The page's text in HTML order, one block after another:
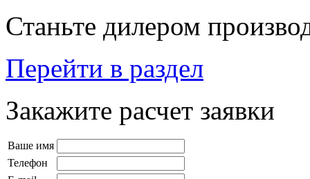
Станьте дилером
Перейти в раздел
Закажите расчет заявки
Ваше имя
Телефон